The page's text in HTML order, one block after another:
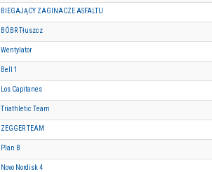
BIEGAJĄCY ZAGINACZE ASFALTU
BÓBR Tłuszcz
Wentylator
Bell 1
Los Capitanes
Triathletic Team
ZEGGER TEAM
Plan B
Novo Nordisk 4